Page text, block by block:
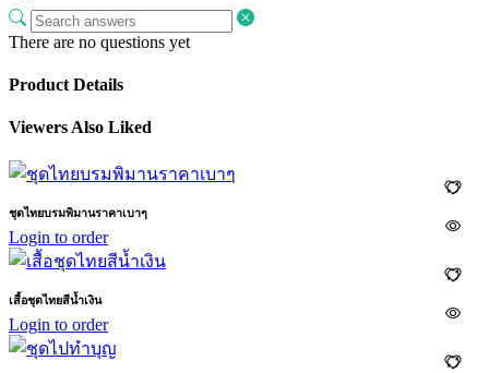
There are no questions yet
Product Details
Viewers Also Liked
ชุดไทยบรมพิมานราคาเบาๆ
Login to order
เสื้อชุดไทยสีน้ำเงิน
Login to order